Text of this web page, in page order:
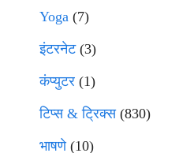
Yoga (7)
इंटरनेट(3)
कंप्युटर (1)
टिप्स & ट्रिक्स(830)
भाषणे(10)